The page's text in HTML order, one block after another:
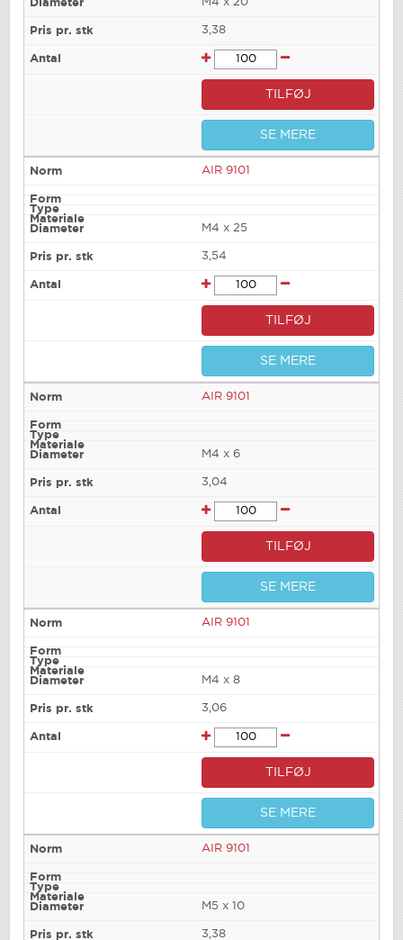
3,38
TILFØJ
SE MERE
AIR 9101
M4 x 25
3,54
TILFØJ
SE MERE
AIR 9101
M4 x 6
3,04
TILFØJ
SE MERE
AIR 9101
M4 x 8
3,06
TILFØJ
SE MERE
AIR 9101
M5 x 10
3,38